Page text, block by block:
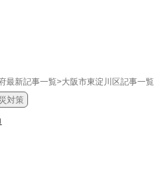
最新記事一覧>大阪市東淀川区記事一覧
対策